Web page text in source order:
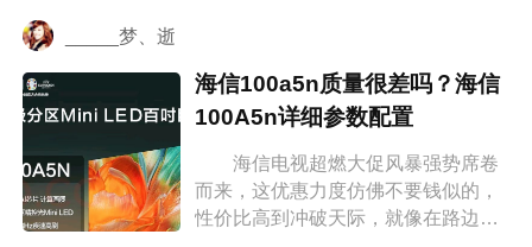
_____梦、逝
海信100a5n质量很差吗？海信
100A5n详细参数配置
海信电视超燃大促风暴强势席卷
而来，这优惠力度仿佛不要钱似的，
性价比高到冲破天际，就像在路边捡